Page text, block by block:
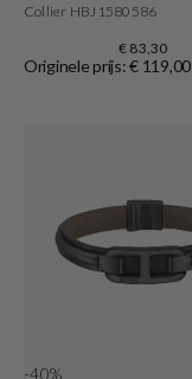
Collier HBJ1580586
€ 83,30
Originele prijs: € 119,00
-40%